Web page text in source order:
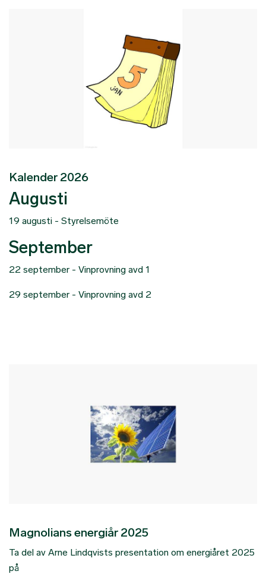
Kalender 2026
Augusti
19 augusti - Styrelsemöte
September
22 september - Vinprovning avd 1
29 september - Vinprovning avd 2
Magnolians energiår 2025
Ta del av Arne Lindqvists presentation om energiåret 2025
på